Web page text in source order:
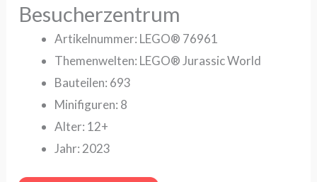
Besucherzentrum
Artikelnummer: LEGO® 76961
Themenwelten: LEGO® Jurassic World
Bauteilen: 693
Minifiguren: 8
Alter: 12+
Jahr: 2023